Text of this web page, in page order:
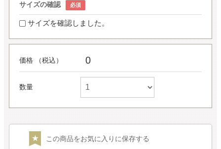
サイズの確認
サイズを確認しました。
価格 （税込） 0
数量
この商品をお気に入りに保存する